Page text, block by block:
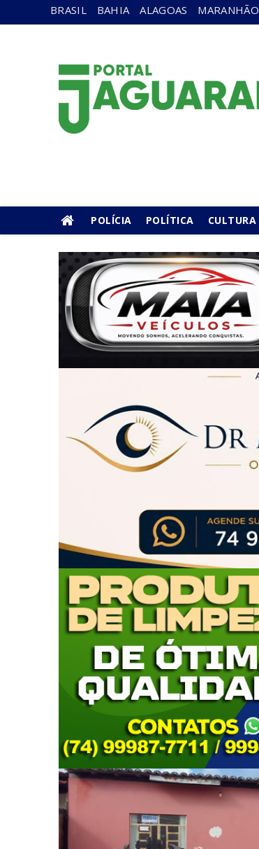
BRASIL BAHIA ALAGOAS MARANHÃO
POLÍCIA POLÍTICA CULTURA